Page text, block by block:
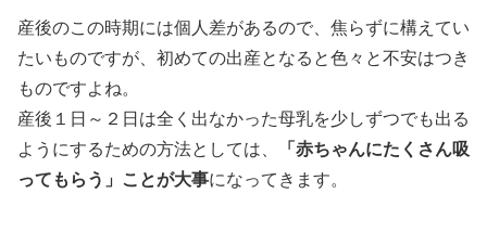
産後のこの時期には個人差があるので、焦らずに構えてい
たいものですが、初めての出産となると色々と不安はつき
ものですよね。
産後１日～２日は全く出なかった母乳を少しずつでも出る
ようにするための方法としては、
「赤ちゃんにたくさん吸
ってもらう」ことが大事になってきます。